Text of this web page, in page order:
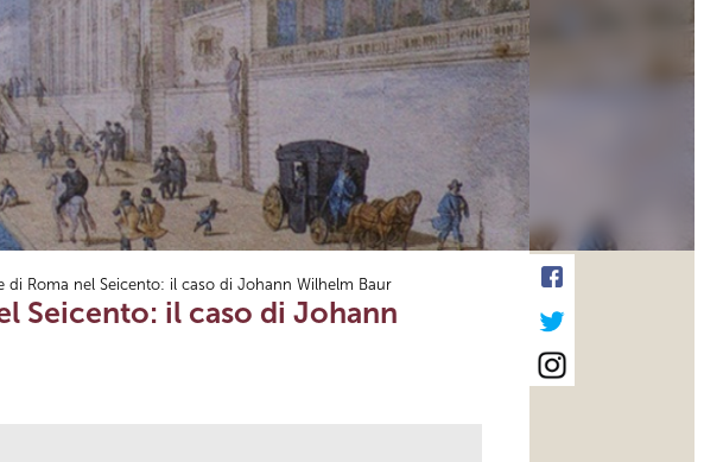
di Roma nel Seicento: il caso di Johann Wilhelm Baur
Seicento: il caso di Johann